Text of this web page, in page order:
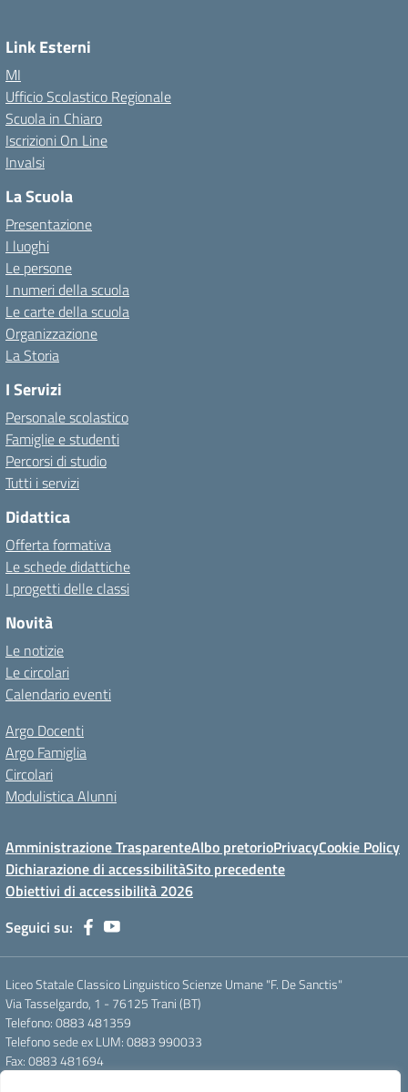
Link Esterni
MI
Ufficio Scolastico Regionale
Scuola in Chiaro
Iscrizioni On Line
Invalsi
La Scuola
Presentazione
I luoghi
Le persone
I numeri della scuola
Le carte della scuola
Organizzazione
La Storia
I Servizi
Personale scolastico
Famiglie e studenti
Percorsi di studio
Tutti i servizi
Didattica
Offerta formativa
Le schede didattiche
I progetti delle classi
Novità
Le notizie
Le circolari
Calendario eventi
Argo Docenti
Argo Famiglia
Circolari
Modulistica Alunni
Amministrazione TrasparenteAlbo pretorioPrivacyCookie Policy
Dichiarazione di accessibilitàSito precedente
Obiettivi di accessibilità 2026
Seguici su:
Liceo Statale Classico Linguistico Scienze Umane "F. De Sanctis"
Via Tasselgardo, 1 - 76125 Trani (BT)
Telefono: 0883 481359
Telefono sede ex LUM: 0883 990033
Fax: 0883 481694